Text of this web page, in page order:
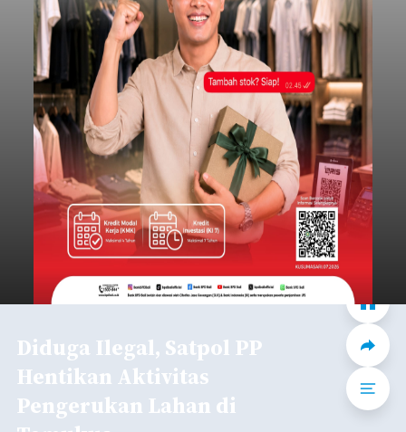
Diduga Ilegal, Satpol PP
Hentikan Aktivitas
Pengerukan Lahan di